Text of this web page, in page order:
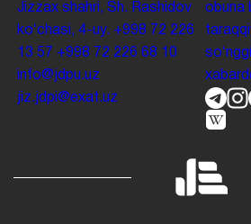
Jizzax shahri, Sh. Rashidov
koʻchasi, 4-uy. +998 72 226
13 57 +998 72 226 68 10
info@jdpu.uz
jiz.jdpi@exat.uz
obuna